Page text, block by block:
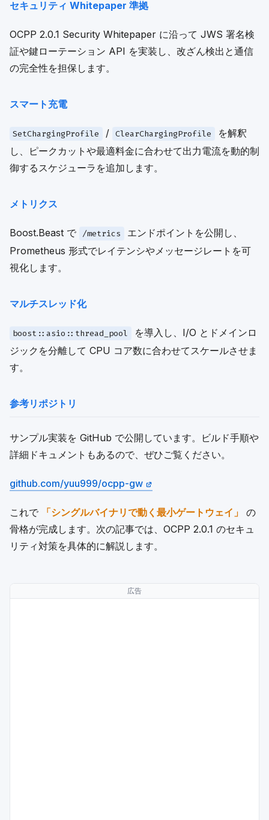
セキュリティ Whitepaper 準拠
OCPP 2.0.1 Security Whitepaper に沿って JWS 署名検
証や鍵ローテーション API を実装し、改ざん検出と通信
の完全性を担保します。
スマート充電
SetChargingProfile / ClearChargingProfile
を解釈
し、ピークカットや最適料金に合わせて出力電流を動的制
御するスケジューラを追加します。
メトリクス
Boost.Beast で /metrics
エンドポイントを公開し、
Prometheus 形式でレイテンシやメッセージレートを可
視化します。
マルチスレッド化
boost::asio::thread_pool
を導入し、I/O とドメインロ
ジックを分離して CPU コア数に合わせてスケールさせま
す。
参考リポジトリ
サンプル実装を GitHub で公開しています。ビルド手順や
詳細ドキュメントもあるので、ぜひご覧ください。
github.com/yuu999/ocpp-gw
これで 「シングルバイナリで動く最小ゲートウェイ」
の
骨格が完成します。次の記事では、OCPP 2.0.1 のセキュ
リティ対策を具体的に解説します。
広告